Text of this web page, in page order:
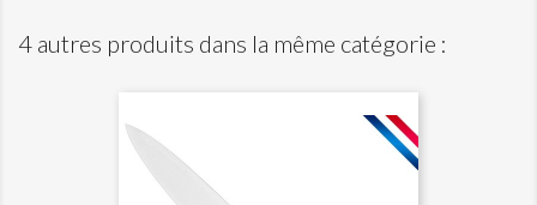
4 autres produits dans la même catégorie :